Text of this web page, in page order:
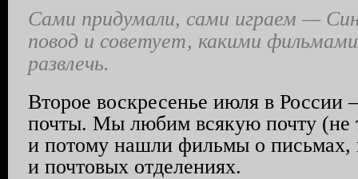
Сами придумали, сами играем —
повод и советует, какими
развлечь.
Второе воскресенье июля в России
почты. Мы любим всякую почту (не
и потому нашли фильмы о письмах,
и почтовых отделениях.